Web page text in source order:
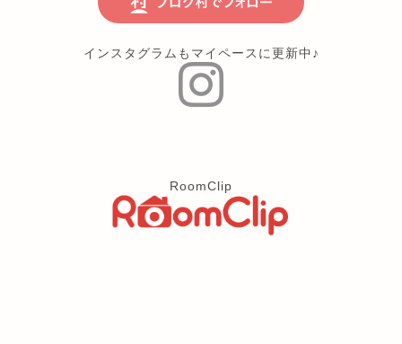
インスタグラムもマイペースに更新中♪
RoomClip